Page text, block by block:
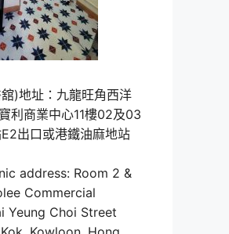
)地址：九龍旺角西洋
利商業中心11樓02及03
出口或港鐵油麻地站
address: Room 2 &
Commercial
Yeung Choi Street